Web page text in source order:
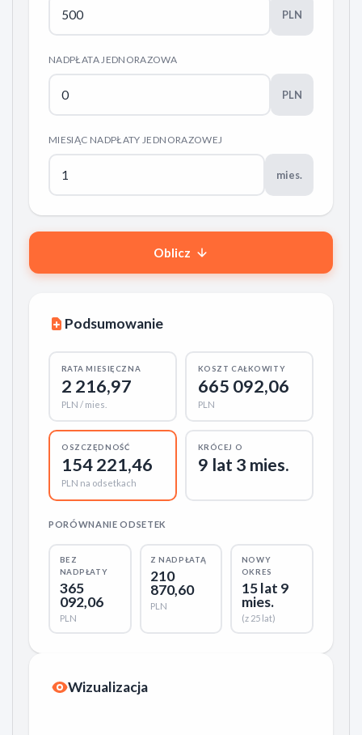
PLN
NADPŁATA JEDNORAZOWA
PLN
MIESIĄC NADPŁATY JEDNORAZOWEJ
mies.
Oblicz
Podsumowanie
RATA MIESIĘCZNA
2 216,97
PLN / mies.
KOSZT CAŁKOWITY
665 092,06
PLN
OSZCZĘDNOŚĆ
154 221,46
PLN na odsetkach
KRÓCEJ O
9 lat 3 mies.
PORÓWNANIE ODSETEK
BEZ
NADPŁATY
365
092,06
PLN
Z NADPŁATĄ
210
870,60
PLN
NOWY
OKRES
15 lat 9
mies.
(z 25 lat)
Wizualizacja